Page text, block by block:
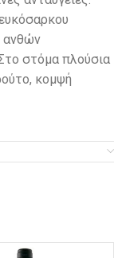
ανθών
στόµα πλούσια
κοµψή